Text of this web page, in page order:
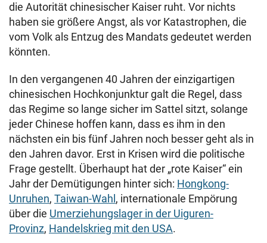
die Autorität chinesischer Kaiser ruht. Vor nichts
haben sie größere Angst, als vor Katastrophen, die
vom Volk als Entzug des Mandats gedeutet werden
könnten.
In den vergangenen 40 Jahren der einzigartigen
chinesischen Hochkonjunktur galt die Regel, dass
das Regime so lange sicher im Sattel sitzt, solange
jeder Chinese hoffen kann, dass es ihm in den
nächsten ein bis fünf Jahren noch besser geht als in
den Jahren davor. Erst in Krisen wird die politische
Frage gestellt. Überhaupt hat der „rote Kaiser“ ein
Jahr der Demütigungen hinter sich: Hongkong-
Unruhen, Taiwan-Wahl , internationale Empörung
über die Umerziehungslager in der Uiguren-
Provinz, Handelskrieg mit den USA.